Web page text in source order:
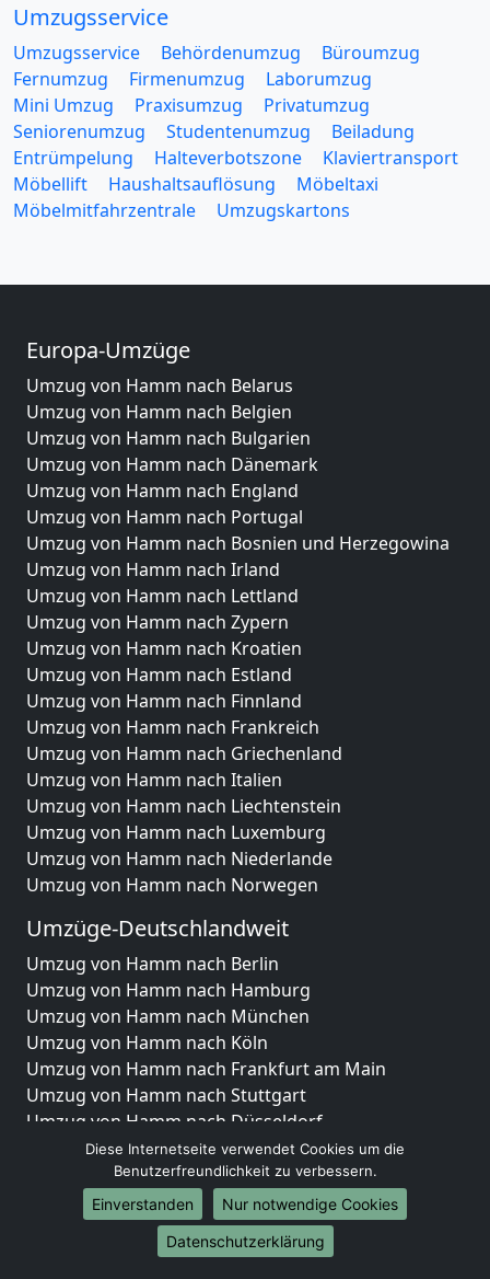
Umzugsservice
Umzugsservice Behördenumzug
Büroumzug
Fernumzug
Firmenumzug
Laborumzug
Mini Umzug
Praxisumzug
Privatumzug
Seniorenumzug
Studentenumzug
Beiladung
Entrümpelung
Halteverbotszone
Klaviertransport
Möbellift
Haushaltsauflösung
Möbeltaxi
Möbelmitfahrzentrale
Umzugskartons
Europa-Umzüge
Umzug von Hamm nach Belarus
Umzug von Hamm nach Belgien
Umzug von Hamm nach Bulgarien
Umzug von Hamm nach Dänemark
Umzug von Hamm nach England
Umzug von Hamm nach Portugal
Umzug von Hamm nach Bosnien und Herzegowina
Umzug von Hamm nach Irland
Umzug von Hamm nach Lettland
Umzug von Hamm nach Zypern
Umzug von Hamm nach Kroatien
Umzug von Hamm nach Estland
Umzug von Hamm nach Finnland
Umzug von Hamm nach Frankreich
Umzug von Hamm nach Griechenland
Umzug von Hamm nach Italien
Umzug von Hamm nach Liechtenstein
Umzug von Hamm nach Luxemburg
Umzug von Hamm nach Niederlande
Umzug von Hamm nach Norwegen
Umzüge-Deutschlandweit
Umzug von Hamm nach Berlin
Umzug von Hamm nach Hamburg
Umzug von Hamm nach München
Umzug von Hamm nach Köln
Umzug von Hamm nach Frankfurt am Main
Umzug von Hamm nach Stuttgart
Umzug von Hamm nach Düsseldorf
Umzug von Hamm nach Leipzig
Umzug von Hamm nach Dortmund
Umzug von Hamm nach Essen
Umzug von Hamm nach Bremen
Umzug von Hamm nach Dresden
Diese Internetseite verwendet Cookies um die
Benutzerfreundlichkeit zu verbessern.
Einverstanden
Nur notwendige Cookies
Datenschutzerklärung